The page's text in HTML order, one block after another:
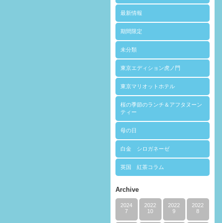
最新情報
期間限定
未分類
東京エディション虎ノ門
東京マリオットホテル
桜の季節のランチ＆アフタヌーン
ティー
母の日
白金 シロガネーゼ
英国 紅茶コラム
Archive
2024
7
2022
10
2022
9
2022
8